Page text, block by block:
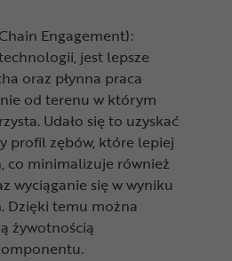
Engagement):
jest lepsze
oraz płynna praca
od terenu w którym
Udało się to uzyskać
profil zębów, które lepiej
co minimalizuje również
wyciąganie się w wyniku
Dzięki temu można
żywotnością